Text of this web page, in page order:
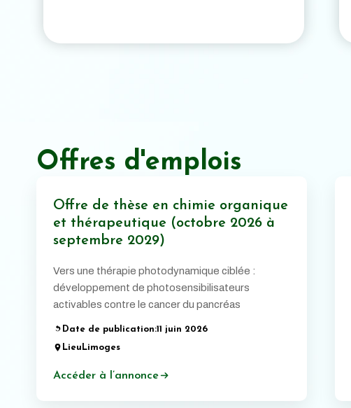
Offres d'emplois
Offre de thèse en chimie organique
et thérapeutique (octobre 2026 à
septembre 2029)
Vers une thérapie photodynamique ciblée :
développement de photosensibilisateurs
activables contre le cancer du pancréas
Date de publication:11 juin 2026
Lieu Limoges
Accéder à l’annonce